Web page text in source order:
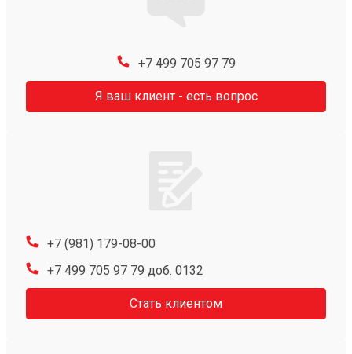
+7 499 705 97 79
Я ваш клиент - есть вопрос
+7 (981) 179-08-00
+7 499 705 97 79 доб. 0132
Стать клиентом